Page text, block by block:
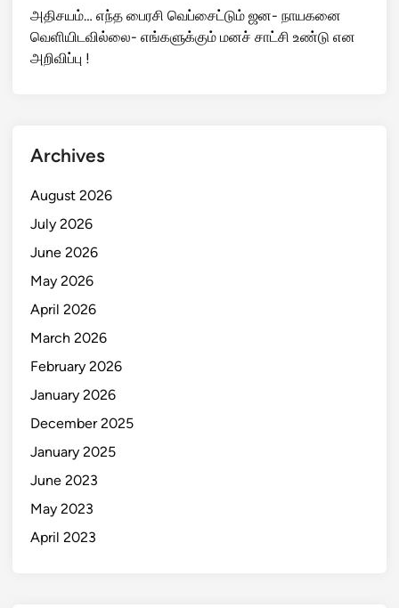
அதிசயம்… எந்த பைரசி வெப்சைட்டும் ஜன- நாயகனை
வெளியிடவில்லை- எங்களுக்கும் மனச் சாட்சி உண்டு என
அறிவிப்பு !
Archives
August 2026
July 2026
June 2026
May 2026
April 2026
March 2026
February 2026
January 2026
December 2025
January 2025
June 2023
May 2023
April 2023